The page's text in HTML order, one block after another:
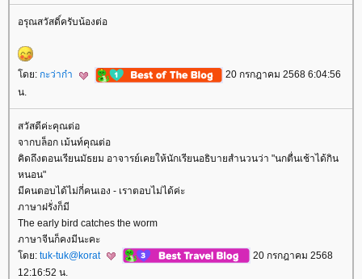
อรุณสวัสดิ์ครับน้องต่อ
ดย: กะว่าก๋า
20 กรกฎาคม 2568 6:04:56
น.
สวัสดีค่ะคุณต่อ
จากบล็อก เม้นท์คุณต่อ
คิดถึงตอนเรียนมัธยม อาจารย์เคยให้นักเรียนอธิบายสำนวนว่า "นกตื่นเช้าได้กิน
หนอน"
มีคนตอบได้ไม่กี่คนเอง - เราตอบไม่ได้ค่ะ
ภาษาฝรั่งก็มี
The early bird catches the worm
ภาษาจีนก็คงมีนะคะ
ดย: tuk-tuk@korat
20 กรกฎาคม 2568
12:16:52 น.